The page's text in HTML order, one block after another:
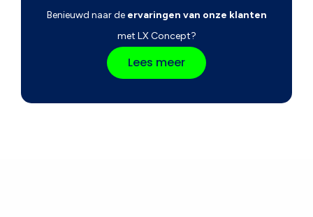
Benieuwd naar de ervaringen van onze klanten
met LX Concept?
Lees meer